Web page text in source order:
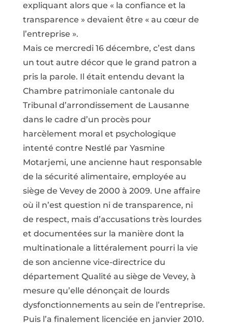
expliquant alors que « la confiance et la
transparence » devaient être « au cœur de
l’entreprise ».
Mais ce mercredi 16 décembre, c’est dans
un tout autre décor que le grand patron a
pris la parole. Il était entendu devant la
Chambre patrimoniale cantonale du
Tribunal d’arrondissement de Lausanne
dans le cadre d’un procès pour
harcèlement moral et psychologique
intenté contre Nestlé par Yasmine
Motarjemi, une ancienne haut responsable
de la sécurité alimentaire, employée au
siège de Vevey de 2000 à 2009. Une affaire
où il n’est question ni de transparence, ni
de respect, mais d’accusations très lourdes
et documentées sur la manière dont la
multinationale a littéralement pourri la vie
de son ancienne vice-directrice du
département Qualité au siège de Vevey, à
mesure qu’elle dénonçait de lourds
dysfonctionnements au sein de l’entreprise.
Puis l’a finalement licenciée en janvier 2010.